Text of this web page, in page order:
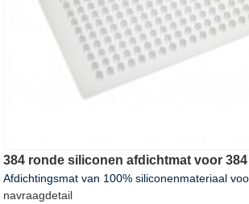
384 ronde siliconen afdichtmat voor
Afdichtingsmat van 100% siliconenmateriaal
navraagdetail